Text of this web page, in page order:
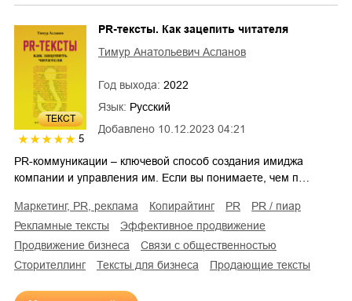
ТЕКСТ
5
Добавлено 10.12.2023 04:21
PR-тексты. Как зацепить читателя
Тимур Анатольевич Асланов
Год выхода: 2022
Язык: Русский
PR-коммуникации – ключевой способ создания имиджа
компании и управления им. Если вы понимаете, чем п…
маркетинг, PR, реклама копирайтинг PR
PR / пиар
рекламные тексты
эффективное продвижение
продвижение бизнеса
связи с общественностью
сторителлинг
тексты для бизнеса продающие тексты